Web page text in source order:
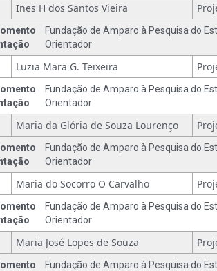
Ines H dos Santos Vieira
Fundação de Amparo à Pesquisa do
Orientador
Luzia Mara G. Teixeira
Fundação de Amparo à Pesquisa do
Orientador
Maria da Glória de Souza Lourenço
Fundação de Amparo à Pesquisa do
Orientador
Maria do Socorro O Carvalho
Fundação de Amparo à Pesquisa do
Orientador
Maria José Lopes de Souza
Fundação de Amparo à Pesquisa do